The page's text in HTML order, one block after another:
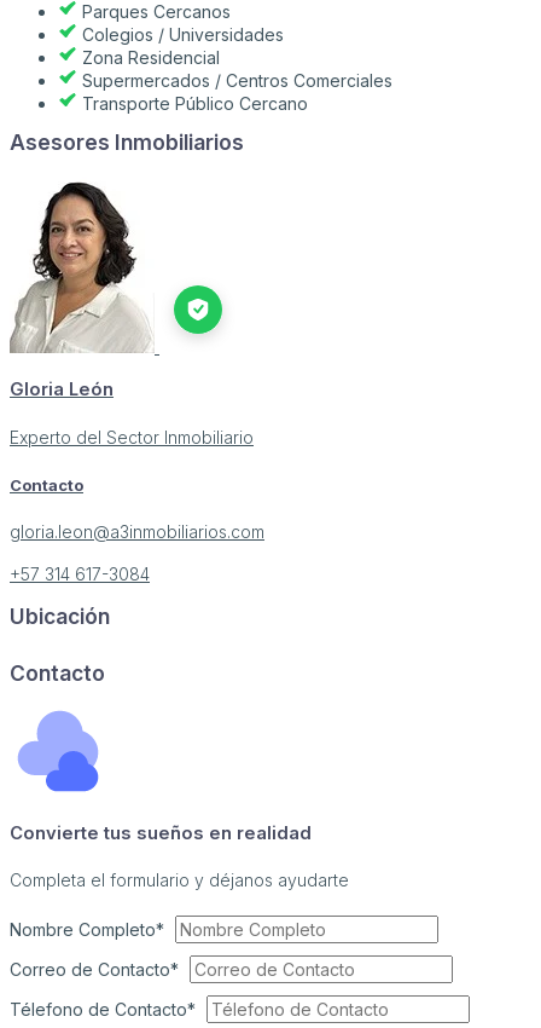
Parques Cercanos
Colegios / Universidades
Zona Residencial
Supermercados / Centros Comerciales
Transporte Público Cercano
Asesores Inmobiliarios
Gloria León
Experto del Sector Inmobiliario
Contacto
gloria.leon@a3inmobiliarios.com
+57 314 617-3084
Ubicación
Contacto
Convierte tus sueños en realidad
Completa el formulario y déjanos ayudarte
Nombre Completo*
Correo de Contacto*
Télefono de Contacto*